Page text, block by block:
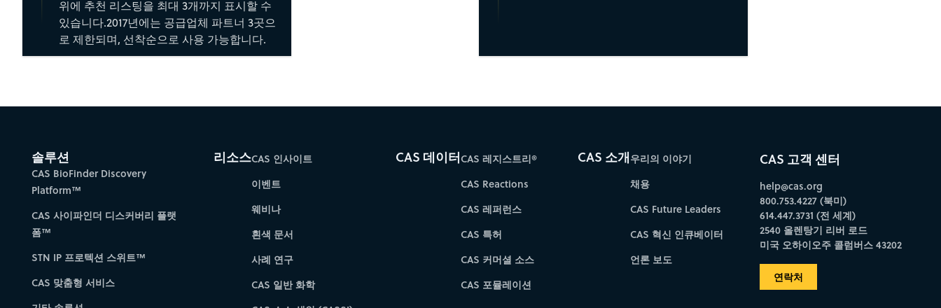
위에 추천 리스팅을 최대 3개까지 표시할 수
있습니다.2017년에는 공급업체 파트너 3곳으
로 제한되며, 선착순으로 사용 가능합니다.
솔루션
CAS BioFinder Discovery
Platform™
CAS 사이파인더 디스커버리 플랫
폼™
STN IP 프로텍션 스위트™
CAS 맞춤형 서비스
리소스CAS 인사이트
이벤트
웨비나
흰색 문서
사례 연구
CAS 일반 화학
CAS 데이터CAS 레지스트리®
CAS Reactions
CAS 레퍼런스
CAS 특허
CAS 커머셜 소스
CAS 포뮬레이션
CAS 소개우리의 이야기
채용
CAS Future Leaders
CAS 혁신 인큐베이터
언론 보도
CAS 고객 센터
help@cas.org
800.753.4227 (북미)
614.447.3731 (전 세계)
2540 올렌탕기 리버 로드
미국 오하이오주 콜럼버스 43202
연락처